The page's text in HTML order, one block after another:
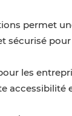
permet
sécurisé
les